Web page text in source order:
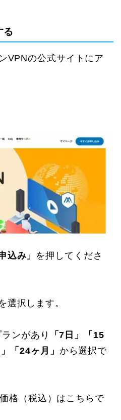
る
VPNの公式サイトにア
込み」 を押してくださ
選択します。
ンがあり
「7日」「15
「24ヶ月」 から選択で
格（税込）はこちらで